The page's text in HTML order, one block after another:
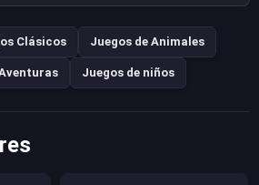
Clásicos Juegos de Animales
Juegos de niños